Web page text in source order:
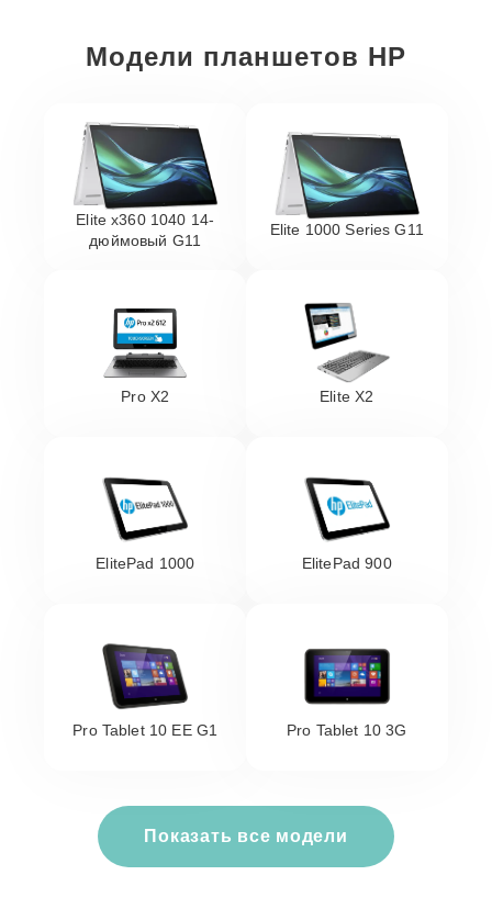
Модели планшетов HP
Elite x360 1040 14-
дюймовый G11
Elite 1000 Series G11
Pro X2 Elite X2
ElitePad 1000 ElitePad 900
Pro Tablet 10 EE G1 Pro Tablet 10 3G
Показать все модели